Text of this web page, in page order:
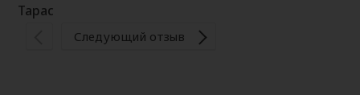
Тарас
Следующий отзыв